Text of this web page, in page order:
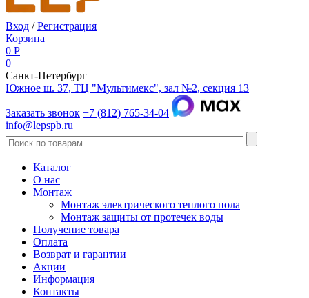
Вход /Регистрация
Корзина
0 Р
0
Санкт-Петербург
Южное ш. 37, ТЦ "Мультимекс", зал №2, секция 13
Заказать звонок +7 (812) 765-34-04
info@lepspb.ru
Каталог
О нас
Монтаж
Монтаж электрического теплого пола
Монтаж защиты от протечек воды
Получение товара
Оплата
Возврат и гарантии
Акции
Информация
Контакты